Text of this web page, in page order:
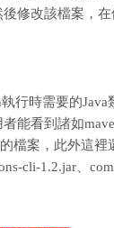
修改該檔案，
行時需要的Java
能看到諸如
檔案，此外這裡
cli-1.2.jar、